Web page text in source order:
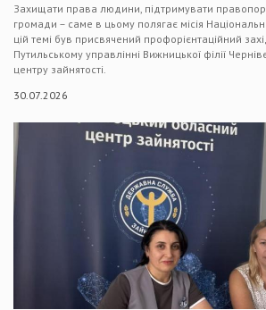
Захищати права людини, підтримувати
громади – саме в цьому полягає місія
цій темі був присвячений профорієнтаційний
Путильському управлінні Вижницької філії
центру зайнятості.
30.07.2026